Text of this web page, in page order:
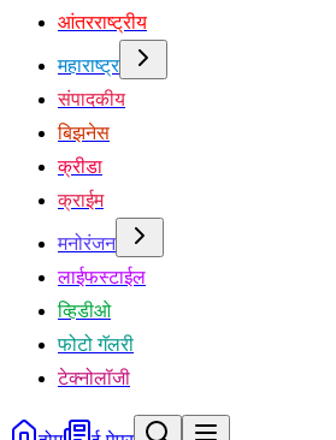
आंतरराष्ट्रीय
महाराष्ट्र
संपादकीय
बिझनेस
क्रीडा
क्राईम
मनोरंजन
लाईफस्टाईल
व्हिडीओ
फोटो गॅलरी
टेक्नोलॉजी